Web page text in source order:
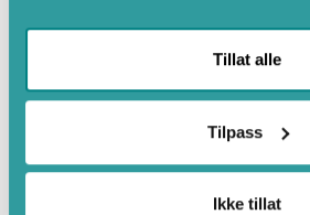
Tillat alle
Tilpass
Ikke tillat